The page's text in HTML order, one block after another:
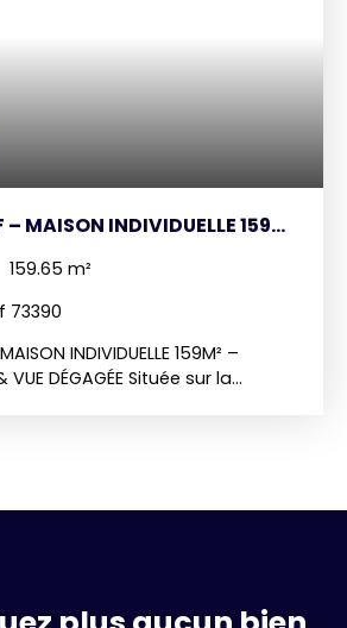
MAISON INDIVIDUELLE 159M²
159.65 m²
73390
INDIVIDUELLE 159M² –
VUE DÉGAGÉE Située sur la
: Près de 159 m² habitables avec